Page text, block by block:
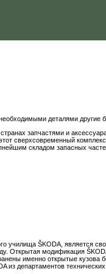
деталями другие
запчастями и
сверхсовременный
складом запасных
училища ŠKODA, является
Открытая модификация
именно открытые кузова
из департаментов